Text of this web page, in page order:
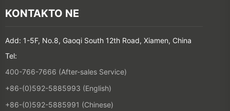
KONTAKTO NE
Add: 1-5F, No.8, Gaoqi South 12th Road, Xiamen, China
Tel:
400-766-7666 (After-sales Service)
+86-(0)592-5885993 (English)
+86-(0)592-5885991 (Chinese)